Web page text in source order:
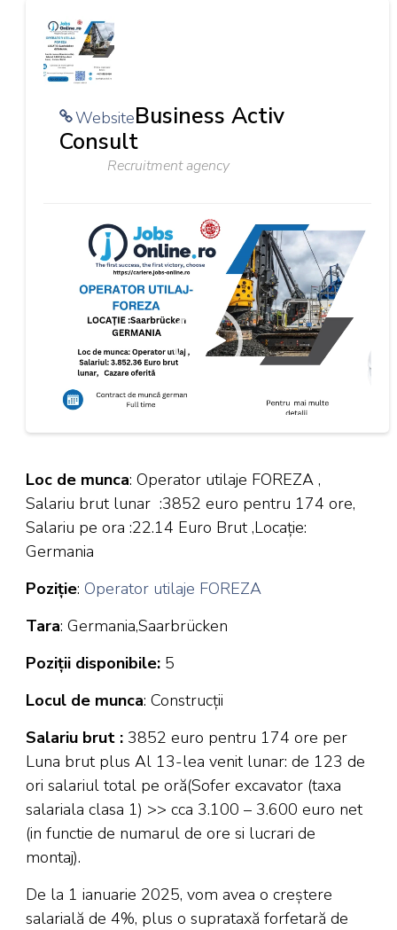
WebsiteBusiness Activ
Consult
Recruitment agency
Player
Loc de munca: Operator utilaje FOREZA ,
Salariu brut lunar :3852 euro pentru 174 ore,
Salariu pe ora :22.14 Euro Brut ,Locație:
Germania
Poziție: Operator utilaje FOREZA
Tara: Germania,Saarbrücken
Poziții disponibile: 5
Locul de munca: Construcții
Salariu brut : 3852 euro pentru 174 ore per
Luna brut plus Al 13-lea venit lunar: de 123 de
ori salariul total pe oră(Sofer excavator (taxa
salariala clasa 1) >> cca 3.100 – 3.600 euro net
(in functie de numarul de ore si lucrari de
montaj).
De la 1 ianuarie 2025, vom avea o creștere
salarială de 4%, plus o suprataxă forfetară de